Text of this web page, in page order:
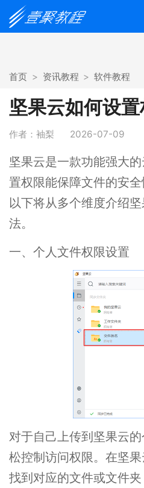
首页 资讯教程 软件教程
坚果云如何设
作者：袖梨 2026-07-09
坚果云是一款功能强大
置权限能保障文件的安全
以下将从多个维度介绍
法。
一、个人文件权限设置
对于自己上传到坚果云
松控制访问权限。在坚
找到对应的文件或文件